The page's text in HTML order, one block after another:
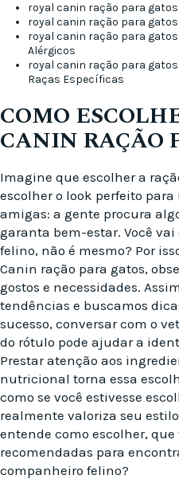
royal canin ração para
royal canin ração para
royal canin ração para
Alérgicos
royal canin ração para
Raças Específicas
COMO
CANIN RAÇÃO
Imagine que escolher a
escolher o look perfeito
amigas: a gente procura
garanta bem-estar. Você
felino, não é mesmo? Por
Canin ração para gatos,
gostos e necessidades.
tendências e buscamos
sucesso, conversar com o
do rótulo pode ajudar a
Prestar atenção aos
nutricional torna essa
como se você estivesse
realmente valoriza seu
entende como escolher,
recomendadas para
companheiro felino?